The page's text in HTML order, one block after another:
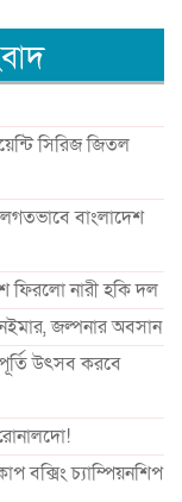
সিরিজ জিতল
বাংলাদেশ
ফিরলো নারী হকি দল
জল্পনার অবসান
উৎসব করবে
বক্সিং চ্যাম্পিয়নশিপ